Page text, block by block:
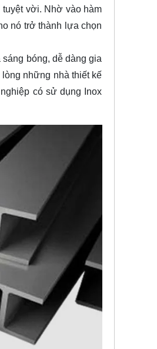
vời. Nhờ vào hàm
nó trở thành lựa chọn
bóng, dễ dàng gia
những nhà thiết kế
có sử dụng Inox